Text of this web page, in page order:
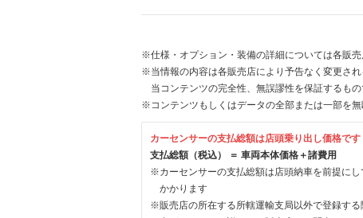
※仕様・オプション・装備の詳細については各販売
※当情報の内容は各販売店により予告なく変更さ
当コンテンツの完全性、無誤謬性を保証するも
※コンテンツもしくはデータの全部または一部を
カーセンサーの支払総額は店頭乗り出し価格です
支払総額（税込） ＝ 車両本体価格＋諸費用
※カーセンサーの支払総額は店頭納車を前提に
かかります
※販売店の所在する所轄運輸支局以外で登録す